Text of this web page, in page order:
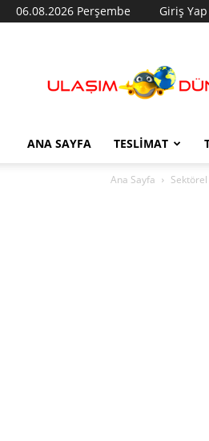
06.08.2026 Perşembe Giriş
Dünyası
ANA SAYFA TESLIMAT
Ana Sayfa Sektörel